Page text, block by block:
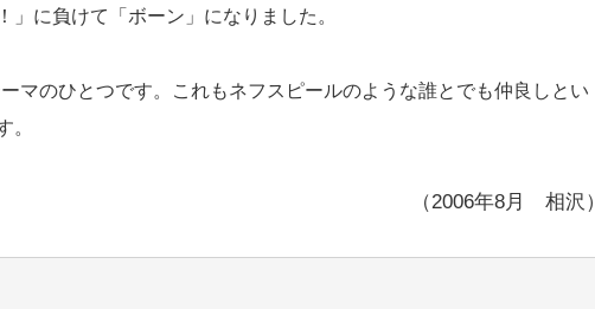
に負けて「ボーン」になりました。
マのひとつです。これもネフスピールのような誰とでも仲良しとい
。
（2006年8月 相沢）